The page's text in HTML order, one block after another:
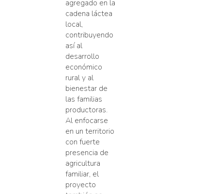
agregado en la
cadena láctea
local,
contribuyendo
así al
desarrollo
económico
rural y al
bienestar de
las familias
productoras.
Al enfocarse
en un territorio
con fuerte
presencia de
agricultura
familiar, el
proyecto